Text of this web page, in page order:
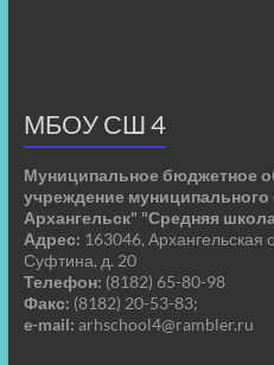
МБОУ СШ 4
Муниципальное бюджетное
учреждение
Архангельск" "Средняя
Адрес: 163046, Архангельская
Суфтина, д. 20
Телефон: (8182) 65-80-98
Факс: (8182) 20-53-83;
e-mail: arhschool4@rambler.ru